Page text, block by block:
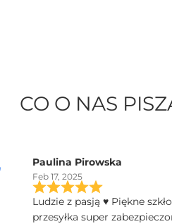
CO O NAS
Paulina Pirowska
Feb 17, 2025
Ludzie z pasją ♥️ Piękne
przesyłka super